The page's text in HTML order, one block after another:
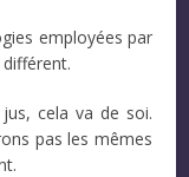
employées par
cela va de soi.
pas les mêmes